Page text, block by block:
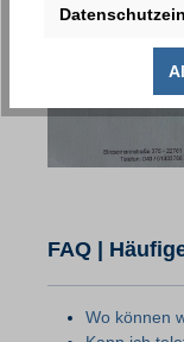
FAQ |
Wo können